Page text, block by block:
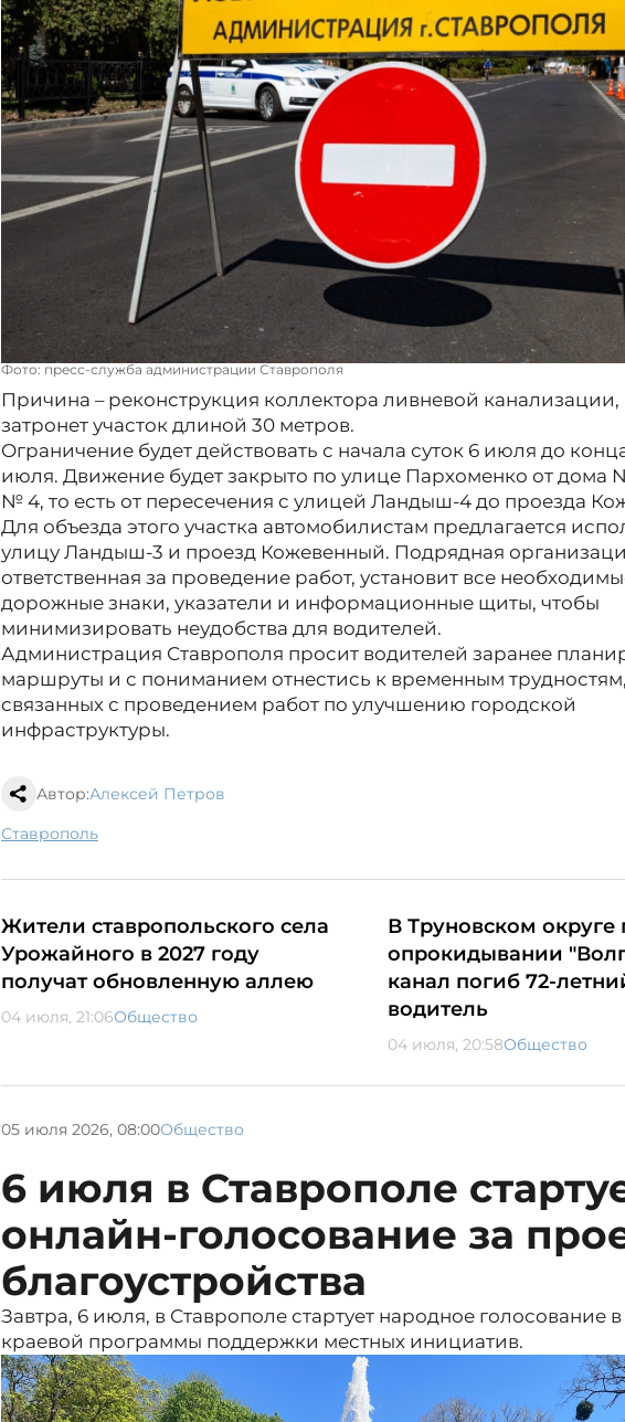
Фото: пресс-служба администрации Ставрополя
Причина – реконструкция коллектора ливневой канализации,
затронет участок длиной 30 метров.
Ограничение будет действовать с начала суток 6 июля до
июля. Движение будет закрыто по улице Пархоменко от дома
№ 4, то есть от пересечения с улицей Ландыш-4 до проезда
Для объезда этого участка автомобилистам предлагается
улицу Ландыш-3 и проезд Кожевенный. Подрядная
ответственная за проведение работ, установит все
дорожные знаки, указатели и информационные щиты, чтобы
минимизировать неудобства для водителей.
Администрация Ставрополя просит водителей заранее
маршруты и с пониманием отнестись к временным трудностям,
связанных с проведением работ по улучшению городской
инфраструктуры.
Автор:Алексей Петров
Ставрополь
Жители ставропольского села
Урожайного в 2027 году
получат обновленную аллею
04 июля, 21:06Общество
В Труновском округе
опрокидывании
канал погиб 72-
водитель
04 июля, 20:58Общество
05 июля 2026, 08:00Общество
6 июля в Ставрополе
онлайн-голосование за
благоустройства
Завтра, 6 июля, в Ставрополе стартует народное голосование
краевой программы поддержки местных инициатив.